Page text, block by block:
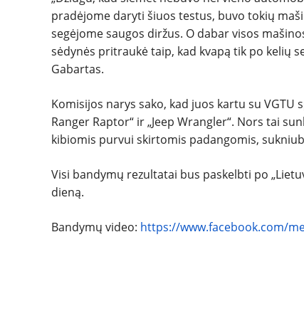
pradėjome daryti šiuos testus, buvo tokių
segėjome saugos diržus. O dabar visos
sėdynės pritraukė taip, kad kvapą tik po kelių
Gabartas.
Komisijos narys sako, kad juos kartu su
Ranger Raptor“ ir „Jeep Wrangler“. Nors tai
kibiomis purvui skirtomis padangomis,
Visi bandymų rezultatai bus paskelbti po
dieną.
Bandymų video: https://www.facebook.com/